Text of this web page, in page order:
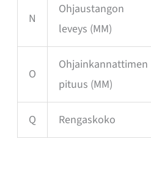
N
Ohjaustangon
leveys (MM)
O
Ohjainkannattimen
pituus (MM)
Q Rengaskoko